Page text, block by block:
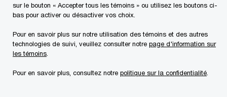
sur le bouton « Accepter tous les témoins » ou utilisez les boutons ci-
bas pour activer ou désactiver vos choix.
Pour en savoir plus sur notre utilisation des témoins et des autres
technologies de suivi, veuillez consulter notre page d'information sur
les témoins
Pour en savoir plus, consultez notre politique sur la confidentialité